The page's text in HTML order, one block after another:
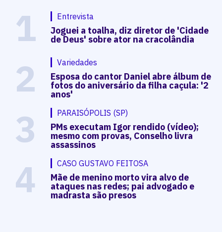
1 Entrevista
Joguei a toalha, diz diretor de 'Cidade
de Deus' sobre ator na cracolândia
2 Variedades
Esposa do cantor Daniel abre álbum de
fotos do aniversário da filha caçula: '2
anos'
3 PARAISÓPOLIS (SP)
PMs executam Igor rendido (vídeo);
mesmo com provas, Conselho livra
assassinos
4 CASO GUSTAVO FEITOSA
Mãe de menino morto vira alvo de
ataques nas redes; pai advogado e
madrasta são presos